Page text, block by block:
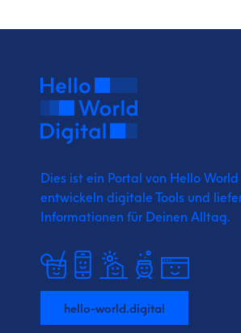
Dies ist ein Portal von Hello
entwickeln digitale Tools und
Informationen für Deinen Alltag.
hello-world.digital